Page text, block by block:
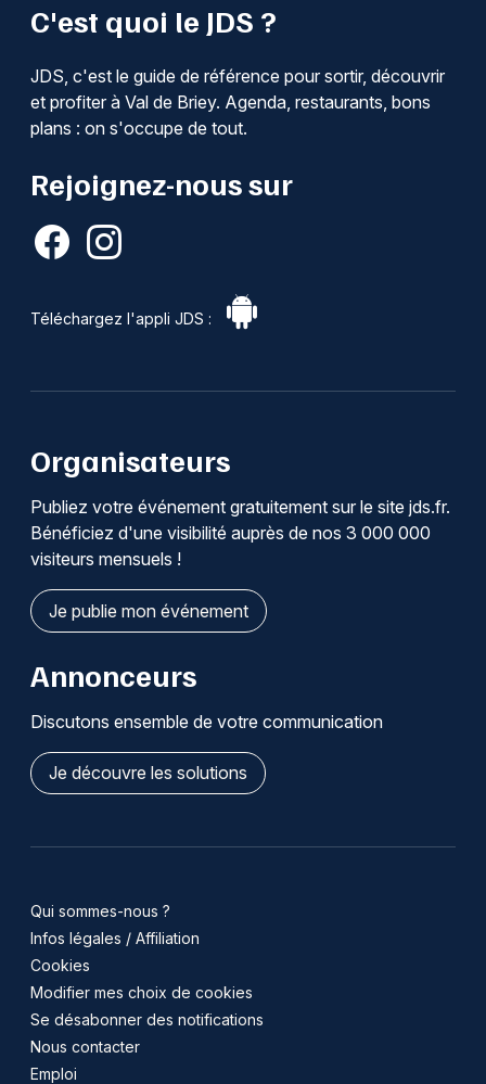
C'est quoi le JDS ?
JDS, c'est le guide de référence pour sortir, découvrir
et profiter à Val de Briey. Agenda, restaurants, bons
plans : on s'occupe de tout.
Rejoignez-nous sur
Téléchargez l'appli JDS :
Organisateurs
Publiez votre événement gratuitement sur le site jds.fr.
Bénéficiez d'une visibilité auprès de nos 3 000 000
visiteurs mensuels !
Je publie mon événement
Annonceurs
Discutons ensemble de votre communication
Je découvre les solutions
Qui sommes-nous ?
Infos légales / Affiliation
Cookies
Modifier mes choix de cookies
Se désabonner des notifications
Nous contacter
Emploi